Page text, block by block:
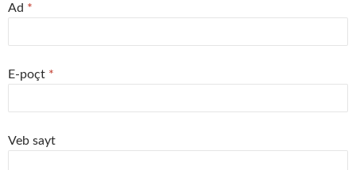
Ad *
E-poçt *
Veb sayt